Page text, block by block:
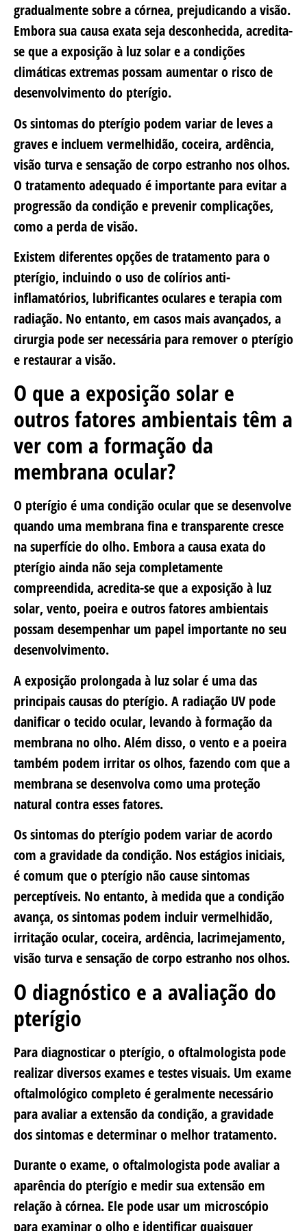
gradualmente sobre a córnea, prejudicando a visão.
Embora sua causa exata seja desconhecida, acredita-
se que a exposição à luz solar e a condições
climáticas extremas possam aumentar o risco de
desenvolvimento do pterígio.
Os sintomas do pterígio podem variar de leves a
graves e incluem vermelhidão, coceira, ardência,
visão turva e sensação de corpo estranho nos olhos.
O tratamento adequado é importante para evitar a
progressão da condição e prevenir complicações,
como a perda de visão.
Existem diferentes opções de tratamento para o
pterígio, incluindo o uso de colírios anti-
inflamatórios, lubrificantes oculares e terapia com
radiação. No entanto, em casos mais avançados, a
cirurgia pode ser necessária para remover o pterígio
e restaurar a visão.
O que a exposição solar e
outros fatores ambientais têm a
ver com a formação da
membrana ocular?
O pterígio é uma condição ocular que se desenvolve
quando uma membrana fina e transparente cresce
na superfície do olho. Embora a causa exata do
pterígio ainda não seja completamente
compreendida, acredita-se que a exposição à luz
solar, vento, poeira e outros fatores ambientais
possam desempenhar um papel importante no seu
desenvolvimento.
A exposição prolongada à luz solar é uma das
principais causas do pterígio. A radiação UV pode
danificar o tecido ocular, levando à formação da
membrana no olho. Além disso, o vento e a poeira
também podem irritar os olhos, fazendo com que a
membrana se desenvolva como uma proteção
natural contra esses fatores.
Os sintomas do pterígio podem variar de acordo
com a gravidade da condição. Nos estágios iniciais,
é comum que o pterígio não cause sintomas
perceptíveis. No entanto, à medida que a condição
avança, os sintomas podem incluir vermelhidão,
irritação ocular, coceira, ardência, lacrimejamento,
visão turva e sensação de corpo estranho nos olhos.
O diagnóstico e a avaliação do
pterígio
Para diagnosticar o pterígio, o oftalmologista pode
realizar diversos exames e testes visuais. Um exame
oftalmológico completo é geralmente necessário
para avaliar a extensão da condição, a gravidade
dos sintomas e determinar o melhor tratamento.
Durante o exame, o oftalmologista pode avaliar a
aparência do pterígio e medir sua extensão em
relação à córnea. Ele pode usar um microscópio
para examinar o olho e identificar quaisquer